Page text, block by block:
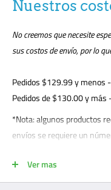
Nuestros
No creemos que necesite
sus costos de envío, por lo
Pedidos $129.99y menos -
Pedidos de $130.00 y más
*Nota: algunos productos
envíos se requiere un
la entrega de descarga y es
el conocimiento de
Ver mas